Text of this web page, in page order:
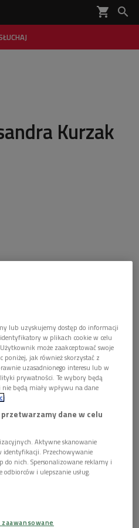
shopping_cart 

Kurzak
(6.07) Płytą Tygodnia
Aleksandry Kurzak,
przez Sony Classical.
przedstawiać słuchaczom
lub uzyskujemy dostęp do informacji
w plikach cookie w celu
może zaakceptować swoje
jak również skorzystać z
uzasadnionego interesu lub w
prywatności. Te wybory będą
będą miały wpływu na dane
dane w celu
Aktywne skanowanie
identyfikacji. Przechowywanie
nich. Spersonalizowane reklamy i
i ulepszanie usług.